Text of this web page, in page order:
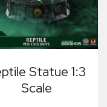
Statue 1:3
Scale